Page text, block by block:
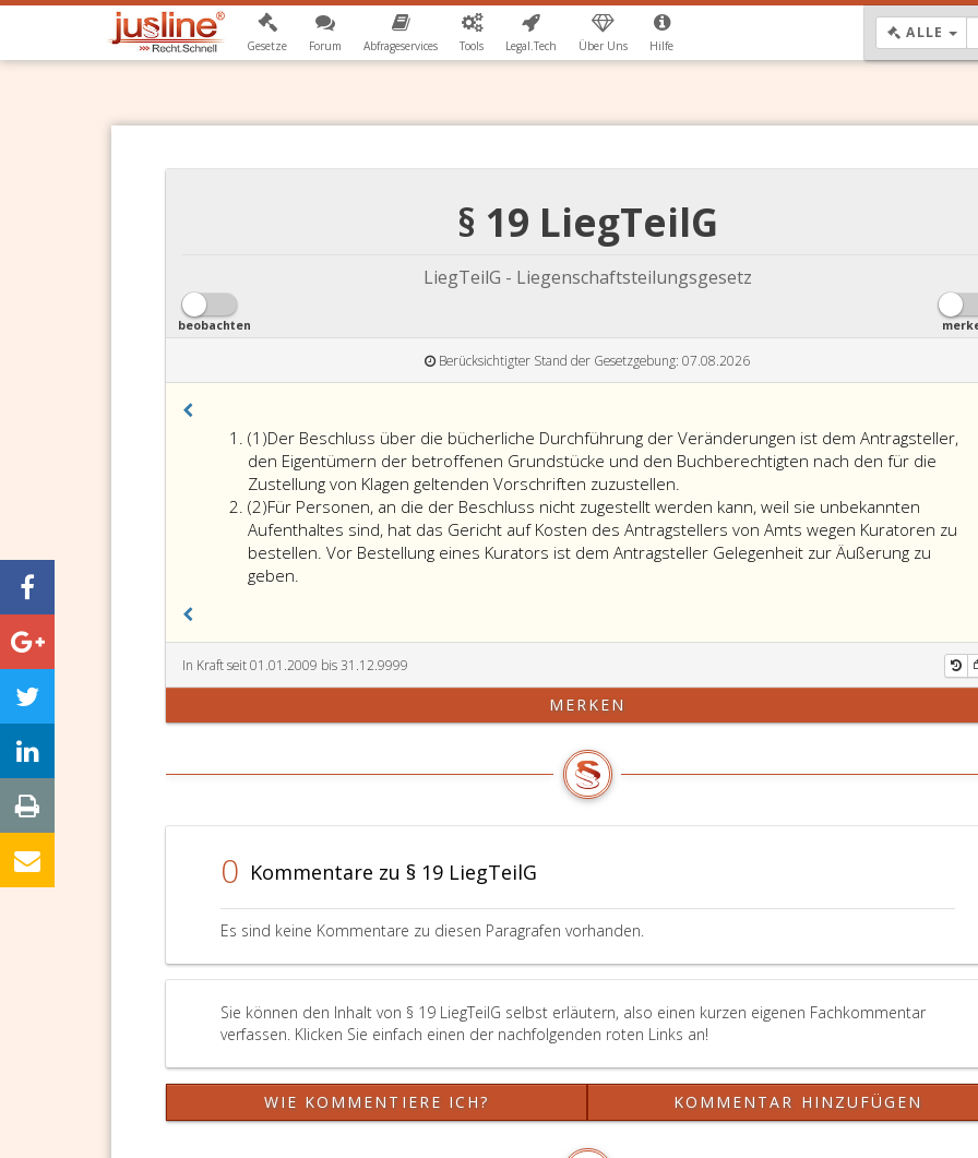
Gesetze Forum Abfrageservices Tools Legal.Tech Über Uns Hilfe
ALLE
§ 19 LiegTeilG
LiegTeilG - Liegenschaftsteilungsgesetz
beobachten
Berücksichtigter Stand der Gesetzgebung: 07.08.2026
(1)Absatz
eins
Der Beschluss über die bücherliche Durchführung der Veränderungen ist dem Antragsteller,
den Eigentümern der betroffenen Grundstücke und den Buchberechtigten nach den für die
Zustellung von Klagen geltenden Vorschriften zuzustellen.
(2)Absatz
2
Für Personen, an die der Beschluss nicht zugestellt werden kann, weil sie unbekannten
Aufenthaltes sind, hat das Gericht auf Kosten des Antragstellers von Amts wegen Kuratoren zu
bestellen. Vor Bestellung eines Kurators ist dem Antragsteller Gelegenheit zur Äußerung zu
geben.
In Kraft seit 01.01.2009 bis 31.12.9999
MERKEN
0 Kommentare zu § 19 LiegTeilG
Es sind keine Kommentare zu diesen Paragrafen vorhanden.
Sie können den Inhalt von § 19 LiegTeilG selbst erläutern, also einen kurzen eigenen Fachkommentar
verfassen. Klicken Sie einfach einen der nachfolgenden roten Links an!
WIE KOMMENTIERE ICH? KOMMENTAR HINZUFÜGEN